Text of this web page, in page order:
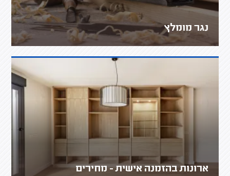
נגר מומלץ
ארונות בהזמנה אישית - מחירים